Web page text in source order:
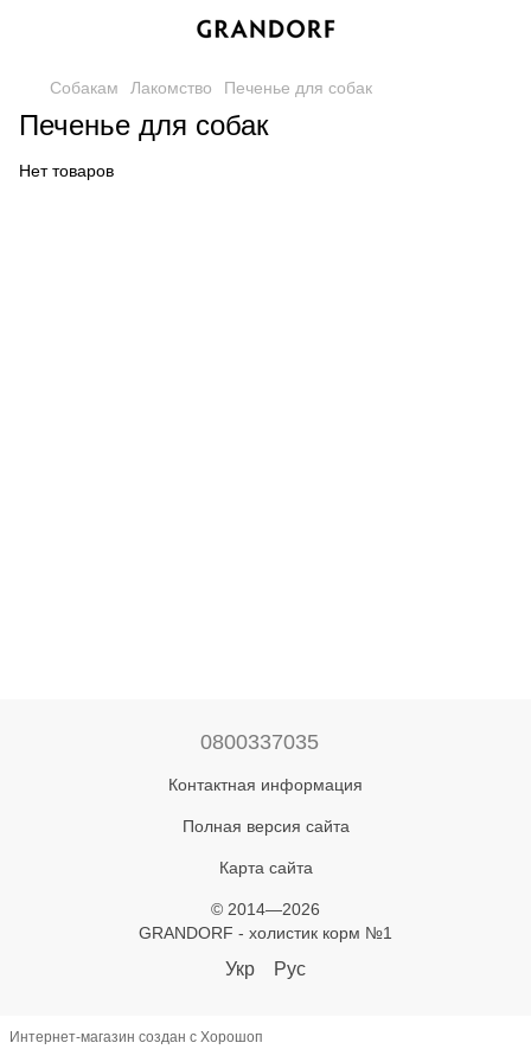
Собакам Лакомство Печенье для собак
Печенье для собак
Нет товаров
0800337035
Контактная информация
Полная версия сайта
Карта сайта
© 2014—2026
GRANDORF - холистик корм №1
Укр Рус
Интернет-магазин создан с Хорошоп